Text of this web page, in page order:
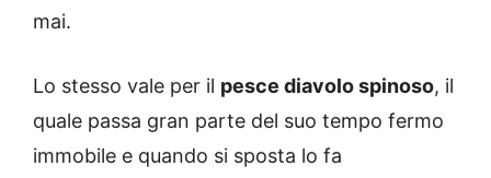
mai.
Lo stesso vale per il pesce diavolo spinoso, il
quale passa gran parte del suo tempo fermo
immobile e quando si sposta lo fa